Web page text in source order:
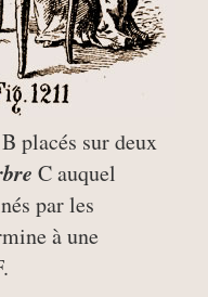
B placés sur deux
C auquel
par les
à une